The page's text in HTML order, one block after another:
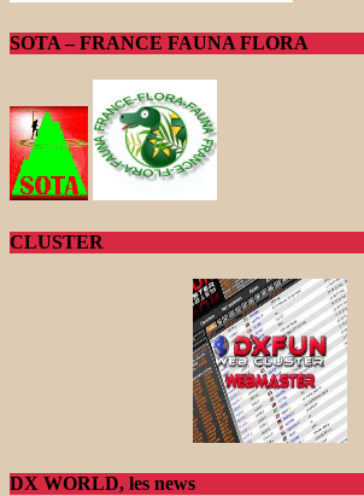
SOTA – FRANCE FAUNA FLORA
CLUSTER
DX WORLD, les news